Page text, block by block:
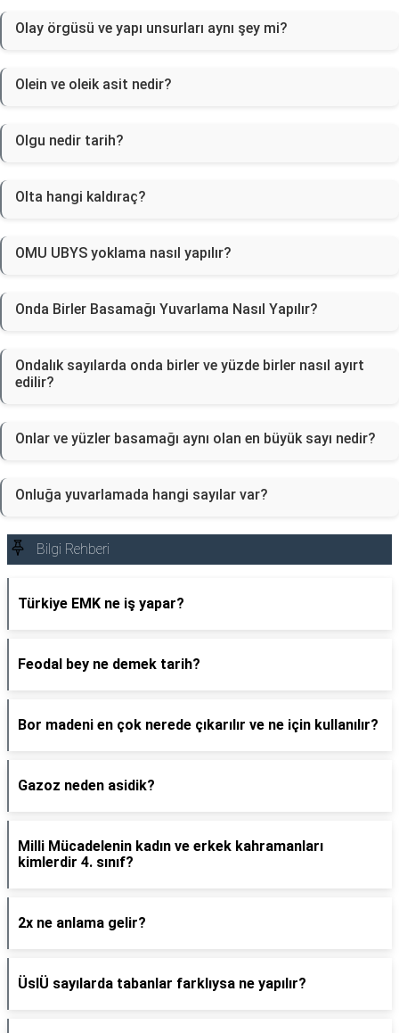
Olay örgüsü ve yapı unsurları aynı şey mi?
Olein ve oleik asit nedir?
Olgu nedir tarih?
Olta hangi kaldıraç?
OMU UBYS yoklama nasıl yapılır?
Onda Birler Basamağı Yuvarlama Nasıl Yapılır?
Ondalık sayılarda onda birler ve yüzde birler nasıl ayırt
edilir?
Onlar ve yüzler basamağı aynı olan en büyük sayı nedir?
Onluğa yuvarlamada hangi sayılar var?
Bilgi Rehberi
Türkiye EMK ne iş yapar?
Feodal bey ne demek tarih?
Bor madeni en çok nerede çıkarılır ve ne için kullanılır?
Gazoz neden asidik?
Milli Mücadelenin kadın ve erkek kahramanları
kimlerdir 4. sınıf?
2x ne anlama gelir?
ÜslÜ sayılarda tabanlar farklıysa ne yapılır?